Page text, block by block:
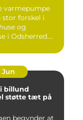
varmepumpe
stor forskel i
og
i Odsherred.
Jun
billund
støtte tæt på
begynder at